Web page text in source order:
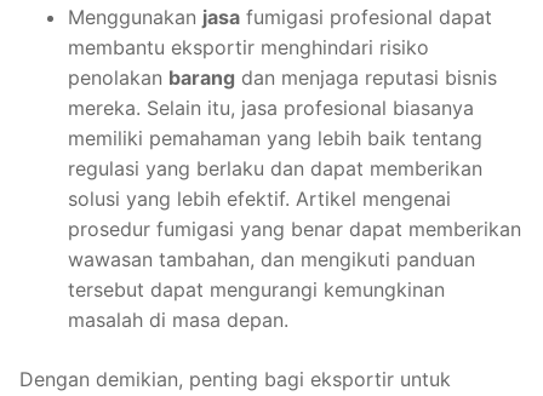
Menggunakan jasa fumigasi profesional dapat
membantu eksportir menghindari risiko
penolakan barang dan menjaga reputasi bisnis
mereka. Selain itu, jasa profesional biasanya
memiliki pemahaman yang lebih baik tentang
regulasi yang berlaku dan dapat memberikan
solusi yang lebih efektif. Artikel mengenai
prosedur fumigasi yang benar dapat memberikan
wawasan tambahan, dan mengikuti panduan
tersebut dapat mengurangi kemungkinan
masalah di masa depan.
Dengan demikian, penting bagi eksportir untuk